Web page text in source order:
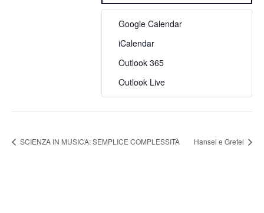
Google Calendar
iCalendar
Outlook 365
Outlook Live
SCIENZA IN MUSICA: SEMPLICE COMPLESSITÀ Hansel e Gretel